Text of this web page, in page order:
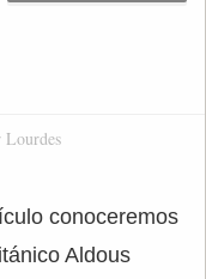
Lourdes
conoceremos
Aldous